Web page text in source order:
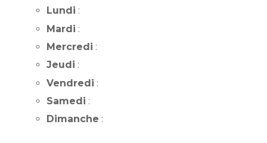
Lundi :
Mardi :
Mercredi :
Jeudi :
Vendredi :
Samedi :
Dimanche :